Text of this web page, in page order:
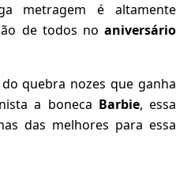
metragem é altamente
de todos no aniversário
quebra nozes que ganha
a boneca Barbie, essa
das melhores para essa